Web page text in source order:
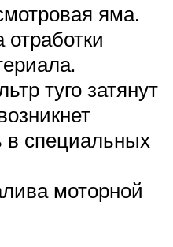
яма.
туго затянут
в специальных
моторной